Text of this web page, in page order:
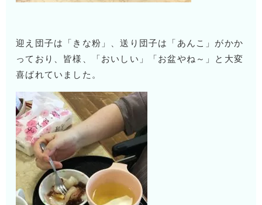
迎え団子は「きな粉」、送り団子は「あんこ」がかか
っており、皆様、「おいしい」「お盆やね～」と大変
喜ばれていました。